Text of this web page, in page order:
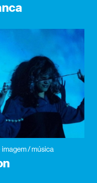
imagem / música